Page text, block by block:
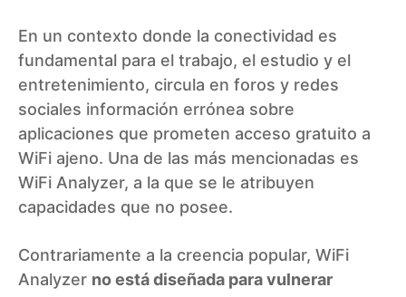
En un contexto donde la conectividad es
fundamental para el trabajo, el estudio y el
entretenimiento, circula en foros y redes
sociales información errónea sobre
aplicaciones que prometen acceso gratuito a
WiFi ajeno. Una de las más mencionadas es
WiFi Analyzer, a la que se le atribuyen
capacidades que no posee.
Contrariamente a la creencia popular, WiFi
Analyzer no está diseñada para vulnerar